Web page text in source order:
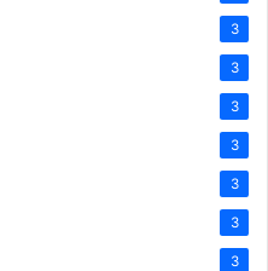
3
3
3
3
3
3
3